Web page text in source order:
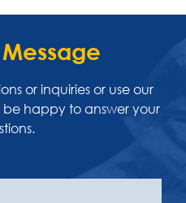
or inquiries or use our
happy to answer your